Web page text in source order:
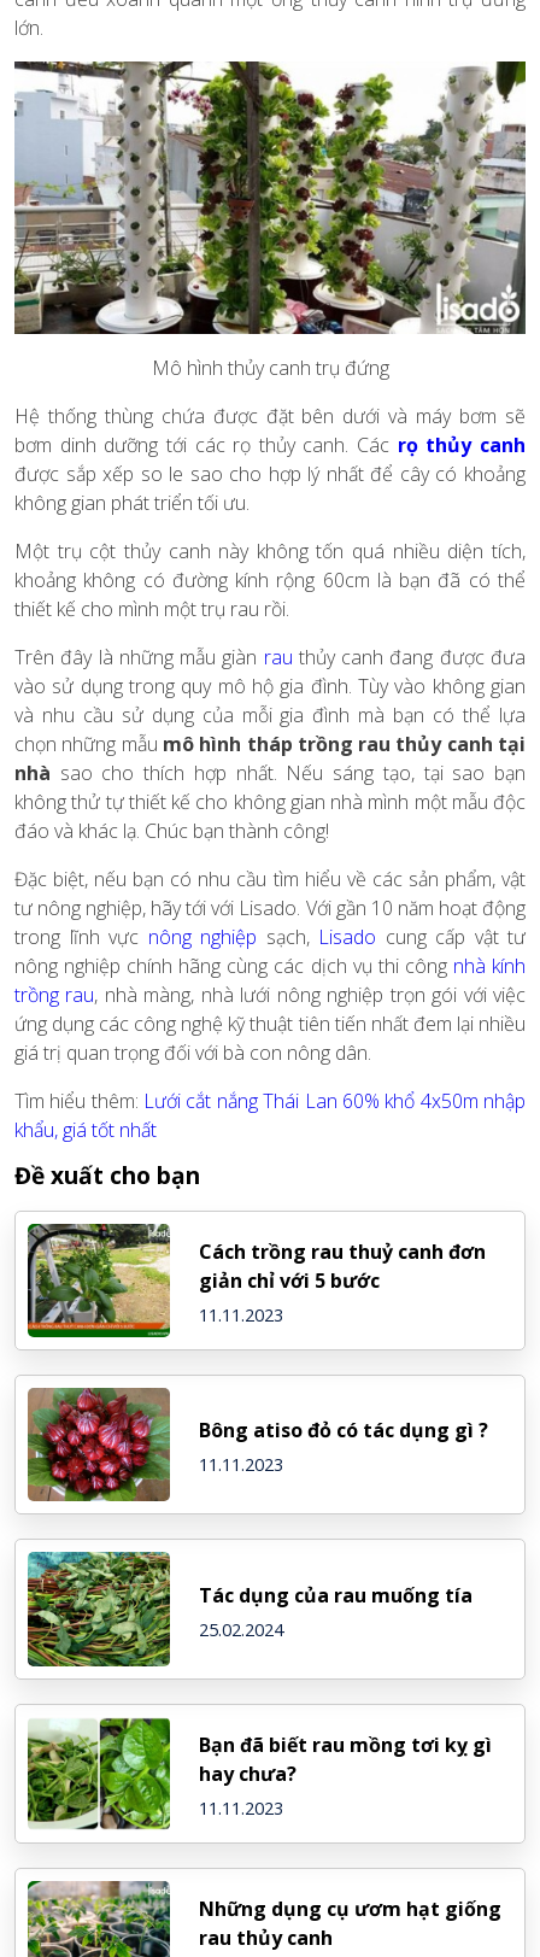
lớn.
Mô hình thủy canh trụ đứng
Hệ thống thùng chứa được đặt bên dưới và máy bơm sẽ
bơm dinh dưỡng tới các rọ thủy canh. Các rọ thủy canh
được sắp xếp so le sao cho hợp lý nhất để cây có khoảng
không gian phát triển tối ưu.
Một trụ cột thủy canh này không tốn quá nhiều diện tích,
khoảng không có đường kính rộng 60cm là bạn đã có thể
thiết kế cho mình một trụ rau rồi.
Trên đây là những mẫu giàn rau thủy canh đang được đưa
vào sử dụng trong quy mô hộ gia đình. Tùy vào không gian
và nhu cầu sử dụng của mỗi gia đình mà bạn có thể lựa
chọn những mẫu mô hình tháp trồng rau thủy canh tại
nhà sao cho thích hợp nhất. Nếu sáng tạo, tại sao bạn
không thử tự thiết kế cho không gian nhà mình một mẫu độc
đáo và khác lạ. Chúc bạn thành công!
Đặc biệt, nếu bạn có nhu cầu tìm hiểu về các sản phẩm, vật
tư nông nghiệp, hãy tới với Lisado. Với gần 10 năm hoạt động
trong lĩnh vực nông nghiệp sạch, Lisado cung cấp vật tư
nông nghiệp chính hãng cùng các dịch vụ thi công nhà kính
trồng rau, nhà màng, nhà lưới nông nghiệp trọn gói với việc
ứng dụng các công nghệ kỹ thuật tiên tiến nhất đem lại nhiều
giá trị quan trọng đối với bà con nông dân.
Tìm hiểu thêm: Lưới cắt nắng Thái Lan 60% khổ 4x50m nhập
khẩu, giá tốt nhất
Đề xuất cho bạn
Cách trồng rau thuỷ canh đơn
giản chỉ với 5 bước
11.11.2023
Bông atiso đỏ có tác dụng gì ?
11.11.2023
Tác dụng của rau muống tía
25.02.2024
Bạn đã biết rau mồng tơi kỵ gì
hay chưa?
11.11.2023
Những dụng cụ ươm hạt giống
rau thủy canh